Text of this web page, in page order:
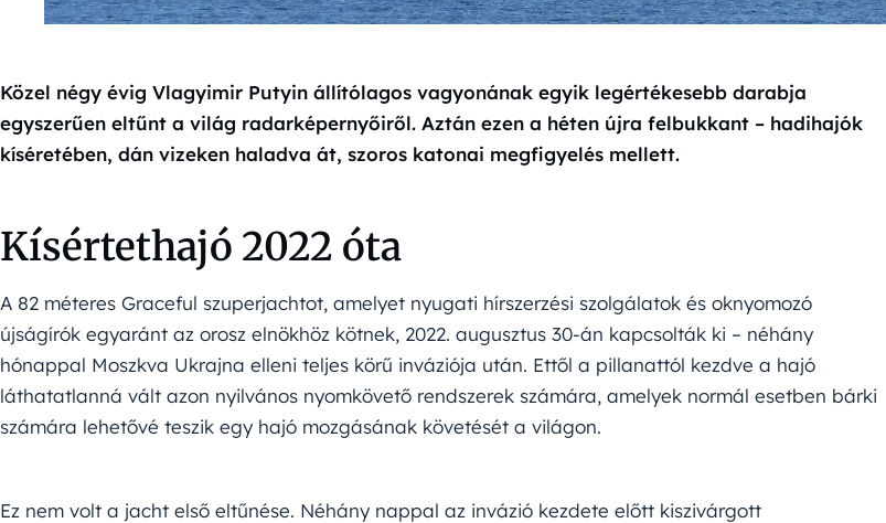
Közel négy évig Vlagyimir Putyin állítólagos vagyonának egyik legértékesebb darabja
egyszerűen eltűnt a világ radarképernyőiről. Aztán ezen a héten újra felbukkant – hadihajók
kíséretében, dán vizeken haladva át, szoros katonai megfigyelés mellett.
Kísértethajó 2022 óta
A 82 méteres Graceful szuperjachtot, amelyet nyugati hírszerzési szolgálatok és oknyomozó
újságírók egyaránt az orosz elnökhöz kötnek, 2022. augusztus 30-án kapcsolták ki – néhány
hónappal Moszkva Ukrajna elleni teljes körű inváziója után. Ettől a pillanattól kezdve a hajó
láthatatlanná vált azon nyilvános nyomkövető rendszerek számára, amelyek normál esetben bárki
számára lehetővé teszik egy hajó mozgásának követését a világon.
Ez nem volt a jacht első eltűnése. Néhány nappal az invázió kezdete előtt kiszivárgott